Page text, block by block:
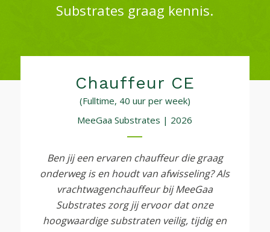
Substrates graag kennis.
Chauffeur CE
(Fulltime, 40 uur per week)
MeeGaa Substrates | 2026
Ben jij een ervaren chauffeur die graag
onderweg is en houdt van afwisseling? Als
vrachtwagenchauffeur bij MeeGaa
Substrates zorg jij ervoor dat onze
hoogwaardige substraten veilig, tijdig en